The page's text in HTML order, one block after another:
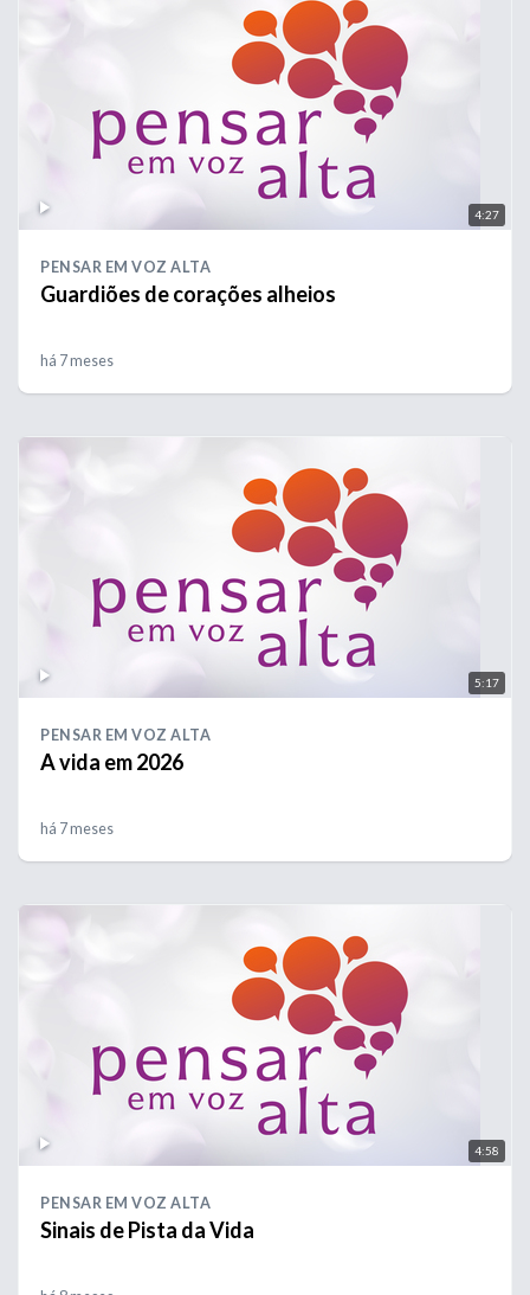
4:27
PENSAR EM VOZ ALTA
Guardiões de corações alheios
há 7 meses
5:17
PENSAR EM VOZ ALTA
A vida em 2026
há 7 meses
4:58
PENSAR EM VOZ ALTA
Sinais de Pista da Vida